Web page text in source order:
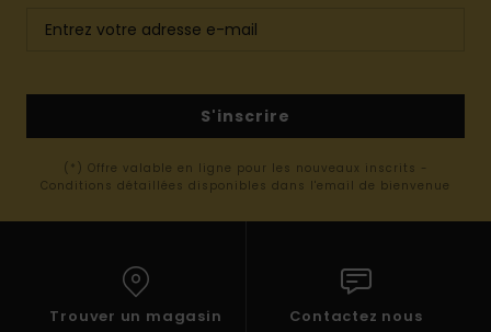
S'inscrire
(*) Offre valable en ligne pour les nouveaux inscrits -
Conditions détaillées disponibles dans l'email de bienvenue
Trouver un magasin Contactez nous